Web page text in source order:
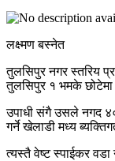
लक्ष्मण बस्नेत
तुलसिपुर नगर स्तरिय
तुलसिपुर १ भमके
उपाधी संगै उसले नगद
गर्ने खेलाडी मध्य
त्यस्तै वेष्ट स्पाईकर